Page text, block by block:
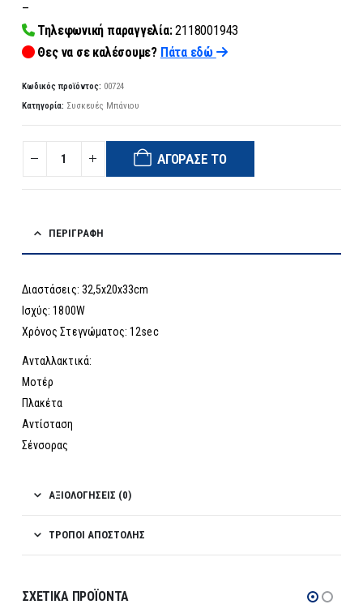
–
Τηλεφωνική παραγγελία:2118001943
Θες να σε καλέσουμε? Πάτα εδώ
Κωδικός προϊόντος: 00724
Κατηγορία: Συσκευές Μπάνιου
ΑΓΌΡΑΣΈ ΤΟ
ΠΕΡΙΓΡΑΦΉ
Διαστάσεις: 32,5x20x33cm
Ισχύς: 1800W
Χρόνος Στεγνώματος: 12sec
Ανταλλακτικά:
Μοτέρ
Πλακέτα
Αντίσταση
Σένσορας
ΑΞΙΟΛΟΓΉΣΕΙΣ (0)
ΤΡΌΠΟΙ ΑΠΟΣΤΟΛΉΣ
ΣΧΕΤΙΚΆ ΠΡΟΪΌΝΤΑ